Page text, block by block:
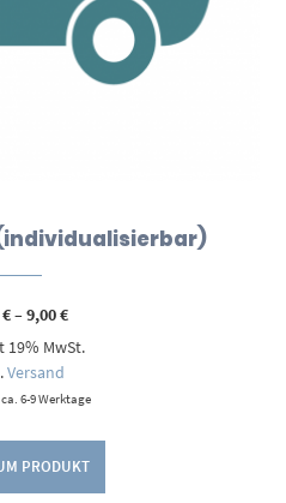
€–9,00€Preisspanne:
bis
19% MwSt.
Versand
6-9 Werktage
PRODUKT